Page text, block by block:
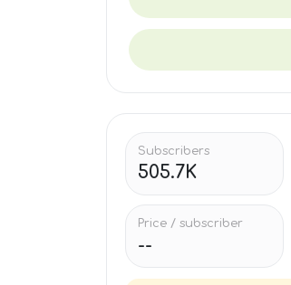
Subscribers
505.7K
Price / subscriber
--